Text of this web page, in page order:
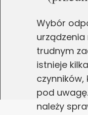
Wybór
trudnym
istnieje
pod
należy